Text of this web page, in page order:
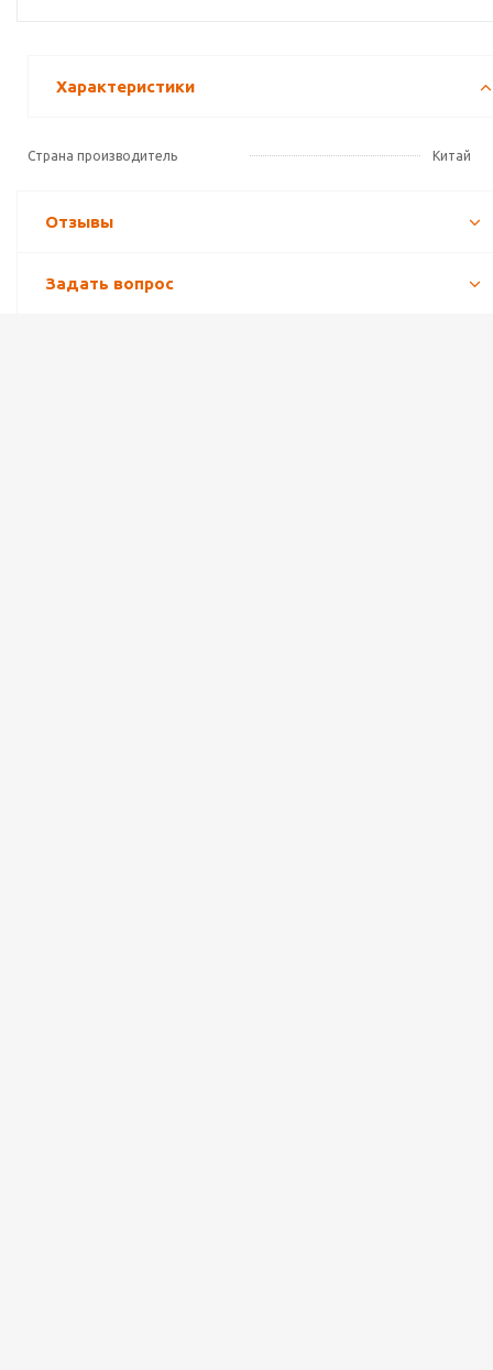
Характеристики
Страна производитель Китай
Отзывы
Задать вопрос